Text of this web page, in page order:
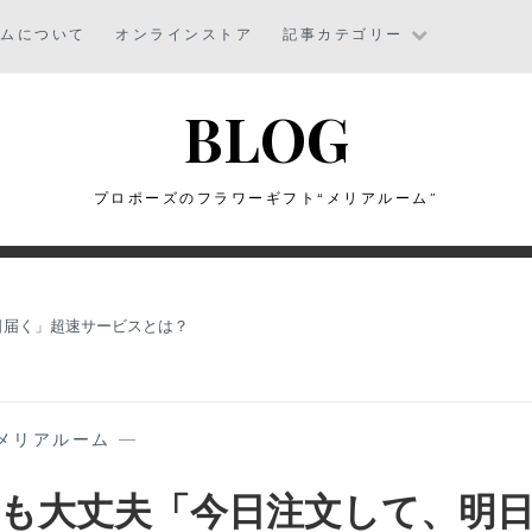
について オンラインストア 記事カテゴリー
BLOG
プロポーズのフラワーギフト“メリアルーム”
く」超速サービスとは？
リアルーム —
大丈夫「今日注文して、明日